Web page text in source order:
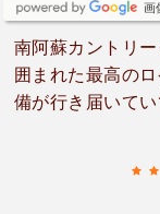
画
南阿蘇カントリ
囲まれた最高の
備が行き届いて
とても美しく、